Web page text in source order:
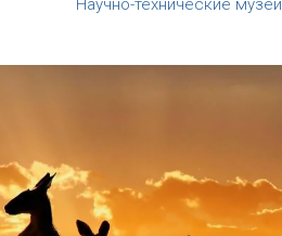
Научно-технические музеи